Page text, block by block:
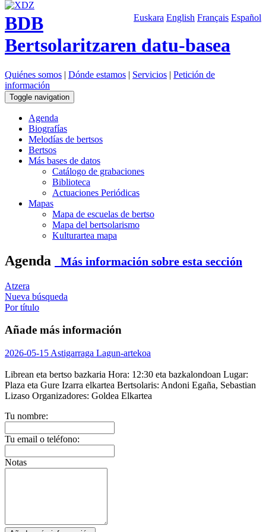
Euskara English Français Español
BDB
Bertsolaritzaren datu-basea
Quiénes somos | Dónde estamos | Servicios | Petición de
información
Toggle navigation
Agenda
Biografías
Melodías de bertsos
Bertsos
Más bases de datos
Catálogo de grabaciones
Biblioteca
Actuaciones Periódicas
Mapas
Mapa de escuelas de bertso
Mapa del bertsolarismo
Kulturartea mapa
Agenda Más información sobre esta sección
Atzera
Nueva búsqueda
Por título
Añade más información
2026-05-15 Astigarraga Lagun-artekoa
Librean eta bertso bazkaria Hora: 12:30 eta bazkalondoan Lugar:
Plaza eta Gure Izarra elkartea Bertsolaris: Andoni Egaña, Sebastian
Lizaso Organizadores: Goldea Elkartea
Tu nombre:
Tu email o teléfono:
Notas